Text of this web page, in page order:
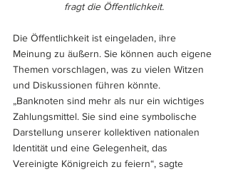
fragt die Öffentlichkeit.
Die Öffentlichkeit ist eingeladen, ihre
Meinung zu äußern. Sie können auch eigene
Themen vorschlagen, was zu vielen Witzen
und Diskussionen führen könnte.
„Banknoten sind mehr als nur ein wichtiges
Zahlungsmittel. Sie sind eine symbolische
Darstellung unserer kollektiven nationalen
Identität und eine Gelegenheit, das
Vereinigte Königreich zu feiern“, sagte